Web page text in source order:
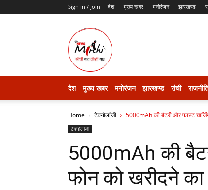
Sign in / Join देश मुख्य खबर मनोरंजन झारखण्ड
देश मुख्य खबर मनोरंजन झारखण्ड रांची राजनीति
Home टेक्नोलॉजी 5000mAh की बैटरी और फास्ट
टेक्नोलॉजी
5000mAh की
फोन को खरीदने